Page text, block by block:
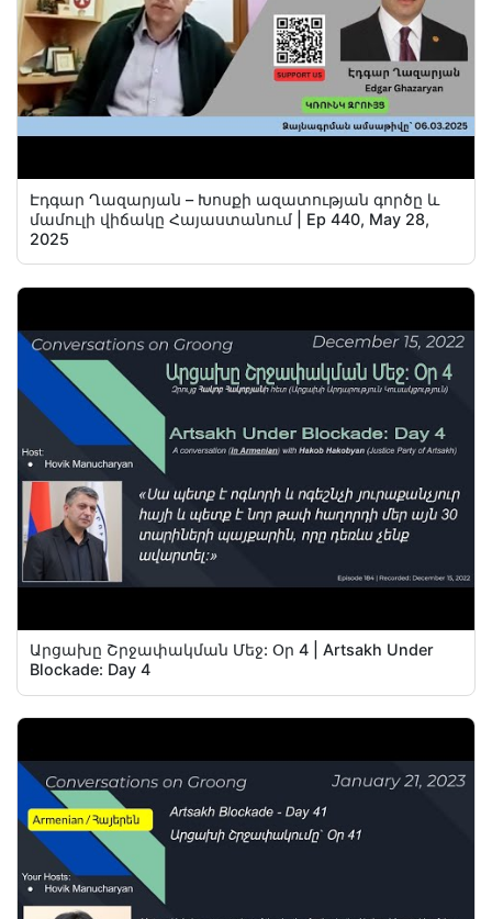
Էդգար Ղազարյան – Խոսքի ազատության գործը և
մամուլի վիճակը Հայաստանում | Ep 440, May 28,
2025
Արցախը Շրջափակման Մեջ: Օր 4 | Artsakh Under
Blockade: Day 4